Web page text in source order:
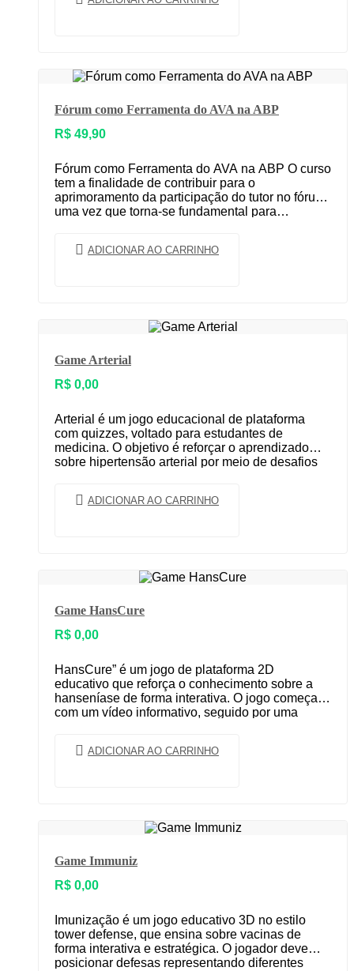
Fórum como Ferramenta do AVA na ABP
R$ 49,90
Fórum como Ferramenta do AVA na ABP O curso
tem a finalidade de contribuir para o
aprimoramento da participação do tutor no fórum,
uma vez que torna-se fundamental para…
ADICIONAR AO CARRINHO
Game Arterial
R$ 0,00
Arterial é um jogo educacional de plataforma
com quizzes, voltado para estudantes de
medicina. O objetivo é reforçar o aprendizado
sobre hipertensão arterial por meio de desafios
ADICIONAR AO CARRINHO
Game HansCure
R$ 0,00
HansCure” é um jogo de plataforma 2D
educativo que reforça o conhecimento sobre a
hanseníase de forma interativa. O jogo começa
com um vídeo informativo, seguido por uma
ADICIONAR AO CARRINHO
Game Immuniz
R$ 0,00
Imunização é um jogo educativo 3D no estilo
tower defense, que ensina sobre vacinas de
forma interativa e estratégica. O jogador deve
posicionar defesas representando diferentes